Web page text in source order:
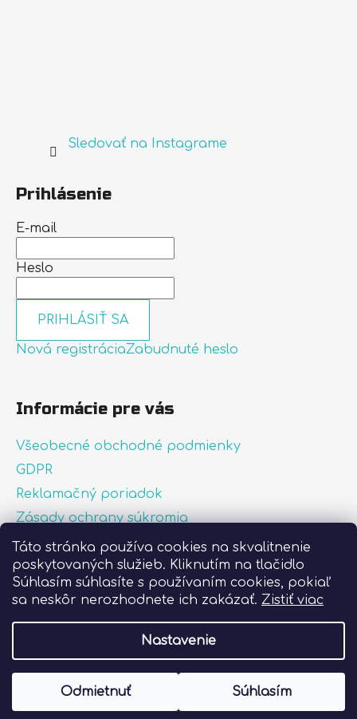
Táto stránka používa cookies na skvalitnenie
poskytovaných služieb. Kliknutím na tlačidlo
Súhlasím súhlasíte s používaním cookies, pokiaľ
sa neskôr nerozhodnete ich zakázať. Zistiť viac
Nastavenie
Odmietnuť Súhlasím
Sledovať na Instagrame
Prihlásenie
E-mail
Heslo
PRIHLÁSIŤ SA
Nová registráciaZabudnuté heslo
Informácie pre vás
Všeobecné obchodné podmienky
GDPR
Reklamačný poriadok
Zásady ochrany súkromia
Zásady používania súborov cookies
O nás
FAQ
Vytvoril Shoptet
Copyright 2026
. Všetky práva
vyhradené.Upraviť nastavenie cookies